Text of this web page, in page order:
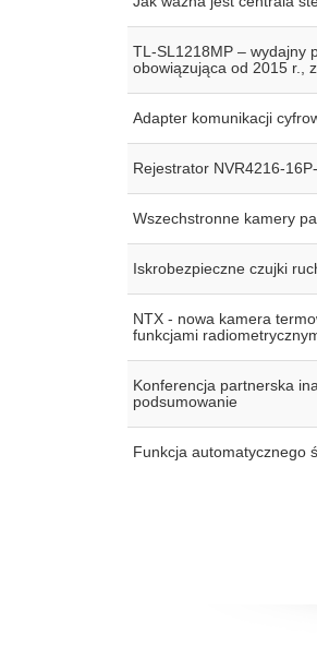
TL-SL1218MP – wydajny
obowiązująca od 2015 r.,
Adapter komunikacji
Rejestrator NVR4216-
Wszechstronne kamery
Iskrobezpieczne czujki
NTX - nowa kamera
funkcjami
Konferencja partnerska
podsumowanie
Funkcja automatycznego